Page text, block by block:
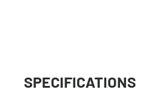
SPECIFICATIONS